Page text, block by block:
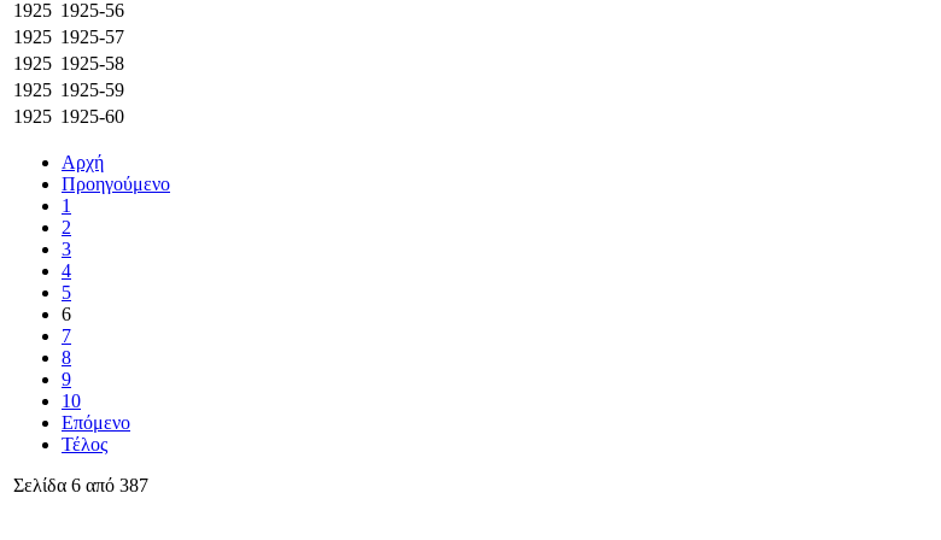
Αρχή
Προηγούμενο
1
2
3
4
5
6
7
8
9
10
Επόμενο
Τέλος
Σελίδα 6 από 387
1925 1925-56
1925 1925-57
1925 1925-58
1925 1925-59
1925 1925-60